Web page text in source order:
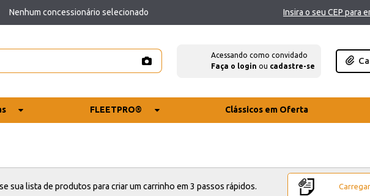
Nenhum concessionário selecionado Insira o seu CEP para
Acessando como convidado
Faça o login ou cadastre-se
FLEETPRO® Clássicos em Oferta
sua lista de produtos para criar um carrinho em 3 passos rápidos.